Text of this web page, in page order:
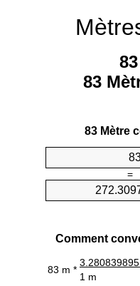
83
83 Mètre
=
Comment
83 m *
1 m